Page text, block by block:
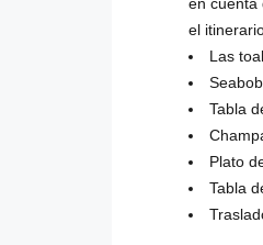
en cuenta
el
Las
Tabla
Plato
Tabla